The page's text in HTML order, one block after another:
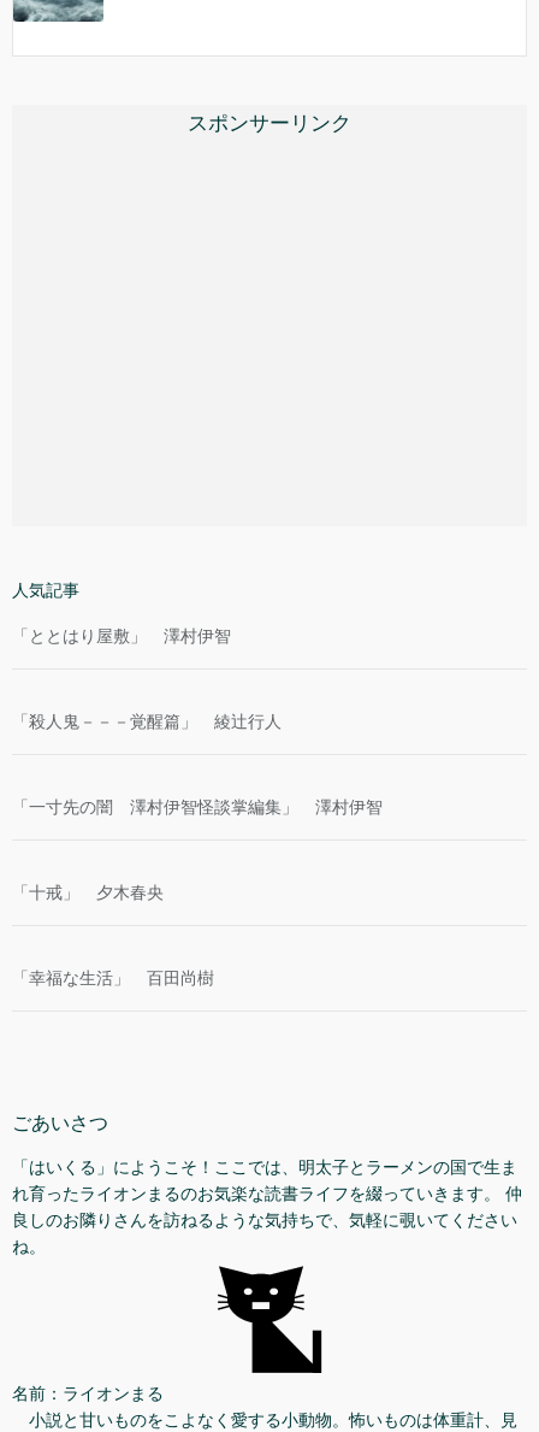
スポンサーリンク
人気記事
「ととはり屋敷」 澤村伊智
「殺人鬼－－－覚醒篇」 綾辻行人
「一寸先の闇 澤村伊智怪談掌編集」 澤村伊智
「十戒」 夕木春央
「幸福な生活」 百田尚樹
ごあいさつ
「はいくる」にようこそ！ここでは、明太子とラーメンの国で生ま
れ育ったライオンまるのお気楽な読書ライフを綴っていきます。 仲
良しのお隣りさんを訪ねるような気持ちで、気軽に覗いてください
ね。
名前：ライオンまる
小説と甘いものをこよなく愛する小動物。怖いものは体重計、見